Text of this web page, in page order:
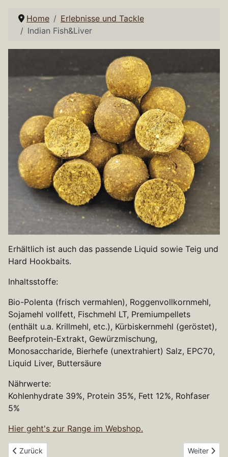
Home
Erlebnisse und Tackle
Indian Fish&Liver
Erhältlich ist auch das passende Liquid sowie Teig und
Hard Hookbaits.
Inhaltsstoffe:
Bio-Polenta (frisch vermahlen), Roggenvollkornmehl,
Sojamehl vollfett, Fischmehl LT, Premiumpellets
(enthält u.a. Krillmehl, etc.), Kürbiskernmehl (geröstet),
Beefprotein-Extrakt, Gewürzmischung,
Monosaccharide, Bierhefe (unextrahiert) Salz, EPC70,
Liquid Liver, Buttersäure
Nährwerte:
Kohlenhydrate 39%, Protein 35%, Fett 12%, Rohfaser
5%
Hier geht's zur Range im Webshop.
Vorheriger Beitrag: Mighty Krill
Zurück Nächster
Weiter